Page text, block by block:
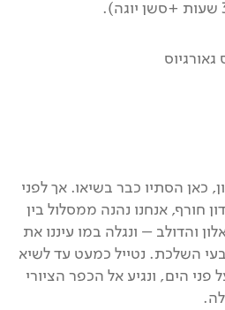
כאן הסתיו כבר בשיאו. אך לפני
חורף, אנחנו נהנה ממסלול בין
והדולב – ונגלה במו עיננו את
השלכת. נטייל כמעט עד לשיא
מ' מעל פני הים, ונגיע אל הכפר הציורי